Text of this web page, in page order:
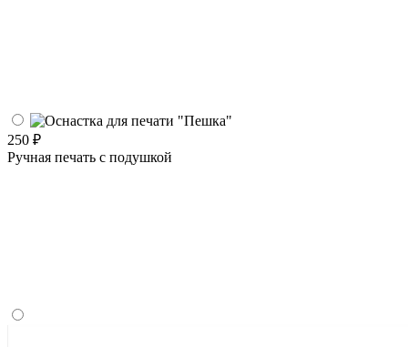
250 ₽
Ручная печать с подушкой